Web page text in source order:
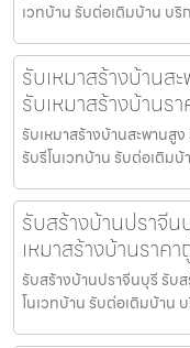
เวทบ้าน รับต่อเติมบ้าน บ
รับเหมาสร้างบ้าน
รับเหมาสร้างบ้านร
รับเหมาสร้างบ้านสะพานสู
รับรีโนเวทบ้าน รับต่อเติม
รับสร้างบ้านปราจี
เหมาสร้างบ้านราค
รับสร้างบ้านปราจีนบุรี รับส
โนเวทบ้าน รับต่อเติมบ้าน